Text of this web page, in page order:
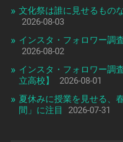
文化祭は誰に見せるもの
2026-08-03
インスタ・フォロワー調
2026-08-02
インスタ・フォロワー調
立高校】
2026-08-01
夏休みに授業を見せる、
間」に注目
2026-07-31